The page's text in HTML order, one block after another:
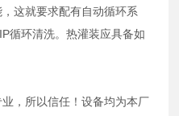
这就要求配有自动循环系
循环清洗。热灌装应具备如
所以信任！设备均为本厂